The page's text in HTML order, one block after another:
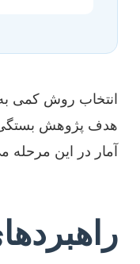
انتخاب روش کمی به
هدف پژوهش
آمار در این مرحله